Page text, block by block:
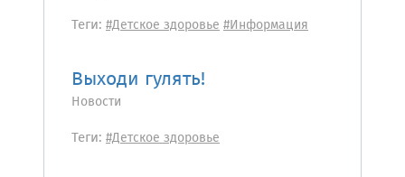
Теги: #Детское здоровье#Информация
Выходи гулять!
Новости
Теги: #Детское здоровье